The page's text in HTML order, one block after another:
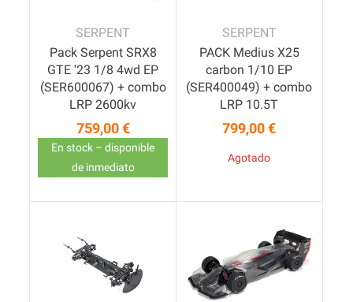
SERPENT
Pack Serpent SRX8
GTE '23 1/8 4wd EP
(SER600067) + combo
LRP 2600kv
Precio
759,00 €
En stock – disponible
de inmediato
SERPENT
PACK Medius X25
carbon 1/10 EP
(SER400049) + combo
LRP 10.5T
Precio
799,00 €
Agotado